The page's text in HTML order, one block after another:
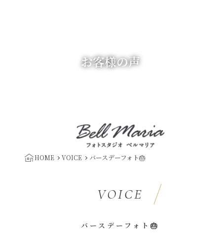
お客様の声
HOME VOICE バースデーフォト🎂
VOICE
バースデーフォト🎂